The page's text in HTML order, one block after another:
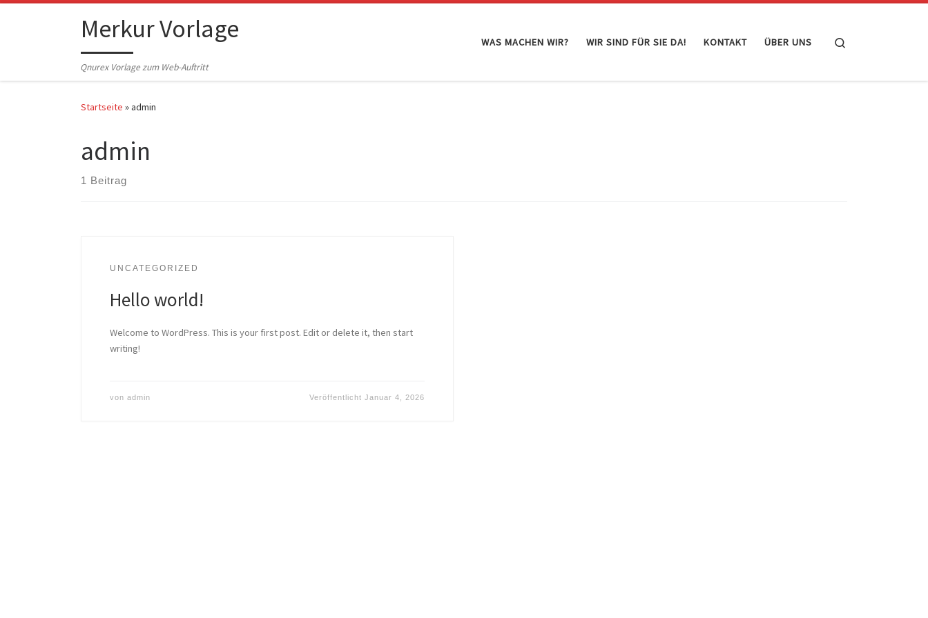
Zum Inhalt springenMerkur Vorlage
Qnurex Vorlage zum Web-Auftritt
WAS MACHEN WIR? WIR SIND FÜR SIE DA! KONTAKT ÜBER UNS
Startseite »admin
admin
1 Beitrag
UNCATEGORIZED
Hello world!
Welcome to WordPress. This is your first post. Edit or delete it, then start
writing!
von admin Veröffentlicht Januar 4, 2026